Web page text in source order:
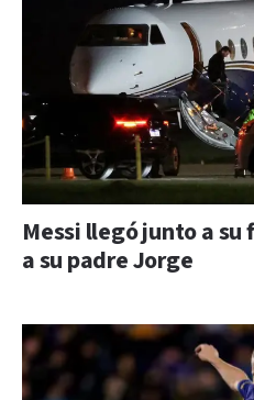
Messi llegó junto a
a su padre Jorge